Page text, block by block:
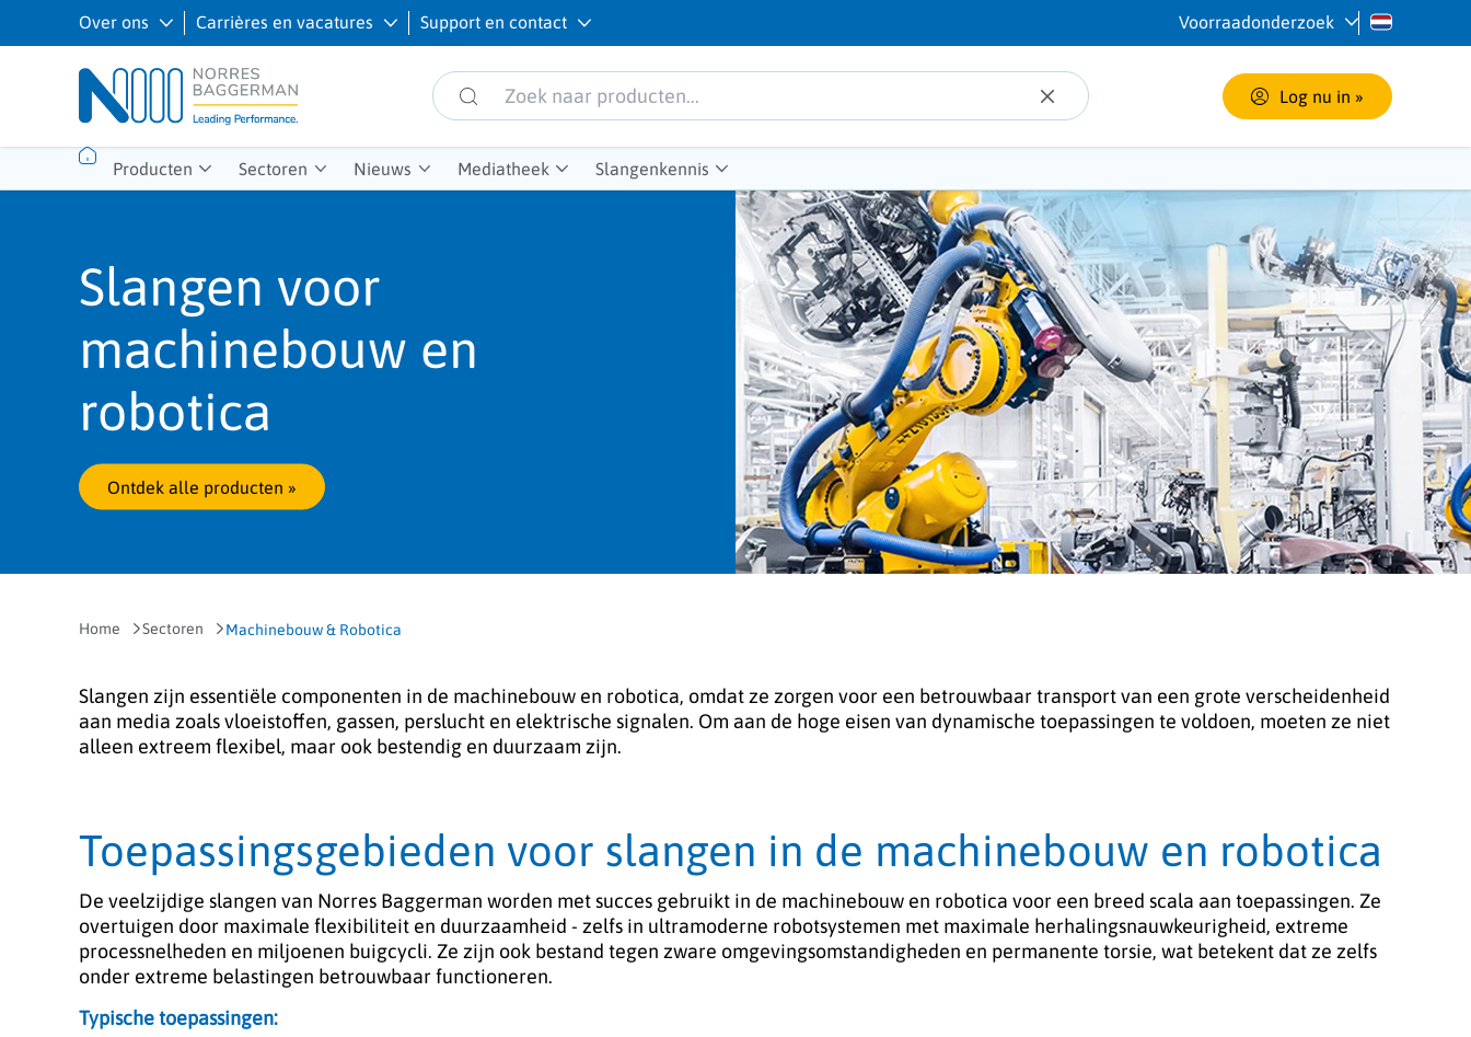
Over ons Carrières en vacatures Support en contact Voorraadonderzoek
Log nu in »
Producten Sectoren Nieuws Mediatheek Slangenkennis
Slangen voor
machinebouw en
robotica
Ontdek alle producten »
Home Sectoren Machinebouw & Robotica
Slangen zijn essentiële componenten in de machinebouw en robotica, omdat ze zorgen voor een betrouwbaar transport van een grote verscheidenheid
aan media zoals vloeistoffen, gassen, perslucht en elektrische signalen. Om aan de hoge eisen van dynamische toepassingen te voldoen, moeten ze niet
alleen extreem flexibel, maar ook bestendig en duurzaam zijn.
Toepassingsgebieden voor slangen in de machinebouw en robotica
De veelzijdige slangen van Norres Baggerman worden met succes gebruikt in de machinebouw en robotica voor een breed scala aan toepassingen. Ze
overtuigen door maximale flexibiliteit en duurzaamheid - zelfs in ultramoderne robotsystemen met maximale herhalingsnauwkeurigheid, extreme
processnelheden en miljoenen buigcycli. Ze zijn ook bestand tegen zware omgevingsomstandigheden en permanente torsie, wat betekent dat ze zelfs
onder extreme belastingen betrouwbaar functioneren.
Typische toepassingen: